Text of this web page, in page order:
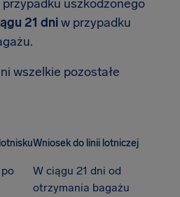
przypadku uszkodzonego
21 dniw przypadku
wszelkie pozostałe
Wniosek do linii lotniczej
W ciągu 21 dni od
otrzymania bagażu